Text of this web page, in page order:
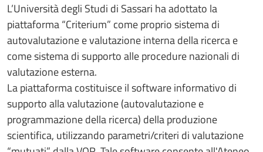
L’Università degli Studi di Sassari ha adottato la
piattaforma “Criterium” come proprio sistema di
autovalutazione e valutazione interna della ricerca e
come sistema di supporto alle procedure nazionali di
valutazione esterna.
La piattaforma costituisce il software informativo di
supporto alla valutazione (autovalutazione e
programmazione della ricerca) della produzione
scientifica, utilizzando parametri/criteri di valutazione